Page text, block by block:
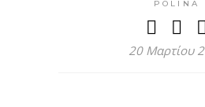
POLINA
20 Μαρτίου